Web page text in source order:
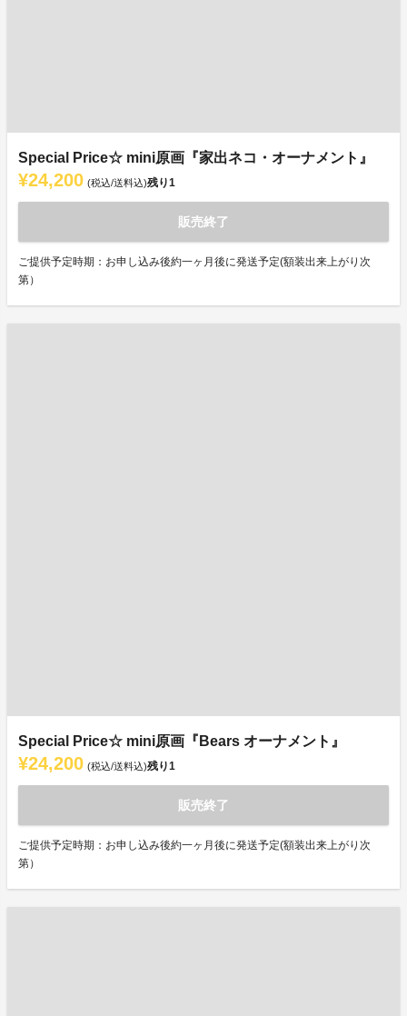
Special Price☆ mini原画『家出ネコ・オーナメント』
¥24,200 (税込/送料込)残り1
販売終了
ご提供予定時期：お申し込み後約一ヶ月後に発送予定(額装出来上がり次
第）
Special Price☆ mini原画『Bears オーナメント』
¥24,200 (税込/送料込)残り1
販売終了
ご提供予定時期：お申し込み後約一ヶ月後に発送予定(額装出来上がり次
第）